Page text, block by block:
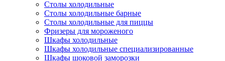
Столы холодильные
Столы холодильные барные
Столы холодильные для пиццы
Фризеры для мороженого
Шкафы холодильные
Шкафы холодильные специализированные
Шкафы шоковой заморозки